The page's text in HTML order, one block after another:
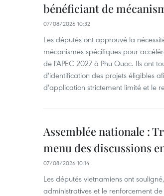
bénéficiant de
07/08/2026 10:32
Les députés ont approuvé la
mécanismes spécifiques pour
de l'APEC 2027 à Phu Quoc. Ils ont
d'identification des projets éligibles
d'application strictement limité et le
Assemblée nationale :
menu des discussions
07/08/2026 10:14
Les députés vietnamiens ont
administratives et le renforcement